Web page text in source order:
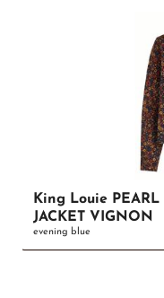
King Louie PEARL
JACKET VIGNON
evening blue